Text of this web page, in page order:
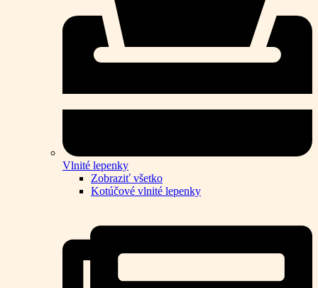
Vlnité lepenky
Zobraziť všetko
Kotúčové vlnité lepenky